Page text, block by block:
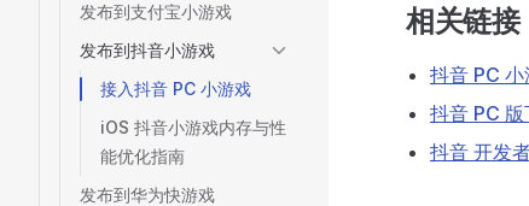
发布到支付宝小游戏
发布到抖音小游戏
接入抖音 PC 小游戏
iOS 抖音小游戏内存与性
能优化指南
发布到华为快游戏
相关链接
抖音 PC
抖音 PC 版
抖音 开发